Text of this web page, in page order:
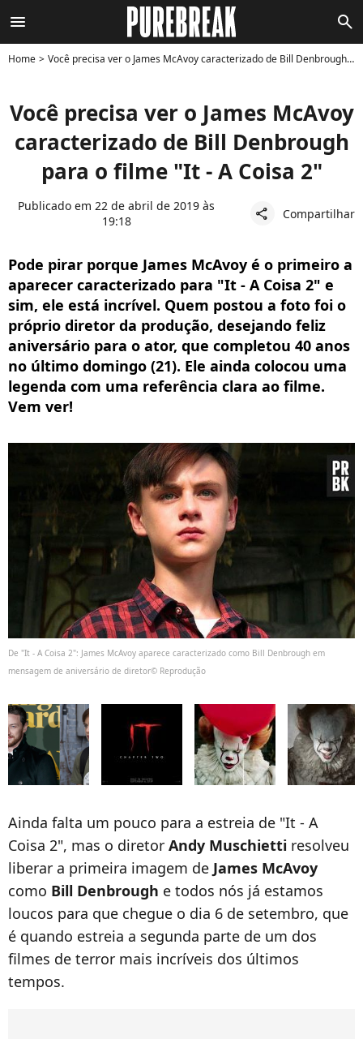
menu search
Home Você precisa ver o James McAvoy caracterizado de Bill Denbrough para o filme "It - A Coisa 2"
Você precisa ver o James McAvoy
caracterizado de Bill Denbrough
para o filme "It - A Coisa 2"
Publicado em 22 de abril de 2019 às
19:18
share Compartilhar
Pode pirar porque James McAvoy é o primeiro a
aparecer caracterizado para "It - A Coisa 2" e
sim, ele está incrível. Quem postou a foto foi o
próprio diretor da produção, desejando feliz
aniversário para o ator, que completou 40 anos
no último domingo (21). Ele ainda colocou uma
legenda com uma referência clara ao filme.
Vem ver!
De "It - A Coisa 2": James McAvoy aparece caracterizado como Bill Denbrough em
mensagem de aniversário de diretor© Reprodução
Ainda falta um pouco para a estreia de "It - A
Coisa 2", mas o diretor Andy Muschietti resolveu
liberar a primeira imagem de James McAvoy
como Bill Denbrough e todos nós já estamos
loucos para que chegue o dia 6 de setembro, que
é quando estreia a segunda parte de um dos
filmes de terror mais incríveis dos últimos
tempos.